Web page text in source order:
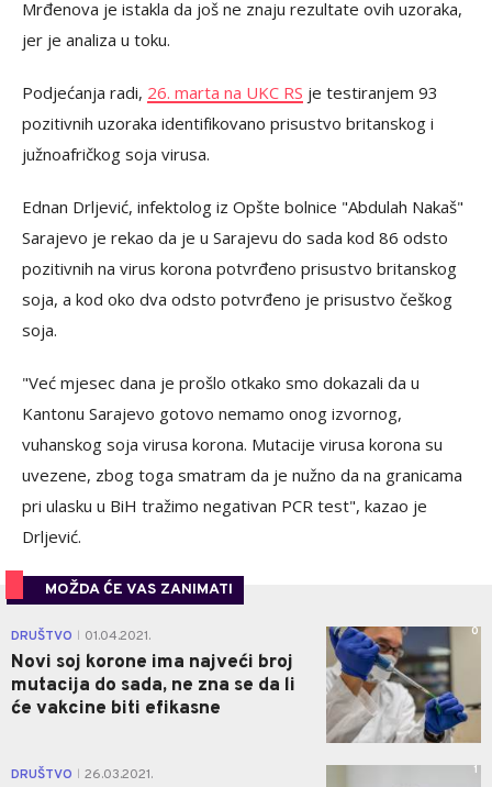
Mrđenova je istakla da još ne znaju rezultate ovih uzoraka,
jer je analiza u toku.
Podjećanja radi, 26. marta na UKC RS je testiranjem 93
pozitivnih uzoraka identifikovano prisustvo britanskog i
južnoafričkog soja virusa.
Ednan Drljević, infektolog iz Opšte bolnice "Abdulah Nakaš"
Sarajevo je rekao da je u Sarajevu do sada kod 86 odsto
pozitivnih na virus korona potvrđeno prisustvo britanskog
soja, a kod oko dva odsto potvrđeno je prisustvo češkog
soja.
"Već mjesec dana je prošlo otkako smo dokazali da u
Kantonu Sarajevo gotovo nemamo onog izvornog,
vuhanskog soja virusa korona. Mutacije virusa korona su
uvezene, zbog toga smatram da je nužno da na granicama
pri ulasku u BiH tražimo negativan PCR test", kazao je
Drljević.
MOŽDA ĆE VAS ZANIMATI
DRUŠTVO 01.04.2021.
Novi soj korone ima najveći broj
mutacija do sada, ne zna se da li
će vakcine biti efikasne
0
DRUŠTVO 26.03.2021. 1